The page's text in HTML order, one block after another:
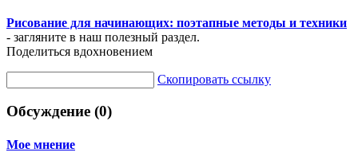
Рисование для начинающих: поэтапные методы и техники
- загляните в наш полезный раздел.
Поделиться вдохновением
Скопировать ссылку
Обсуждение (0)
Мое мнение